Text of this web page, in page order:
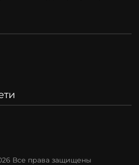
Все права защищены